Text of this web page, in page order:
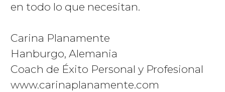
en todo lo que necesitan.
Carina Planamente
Hanburgo, Alemania
Coach de Éxito Personal y Profesional
www.carinaplanamente.com